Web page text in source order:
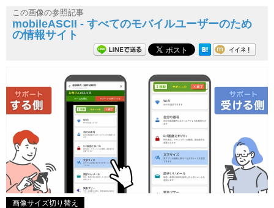
この画像の参照記事
mobileASCII - すべてのモバイルユーザーのため
の情報サイト
画像サイズ切り替え